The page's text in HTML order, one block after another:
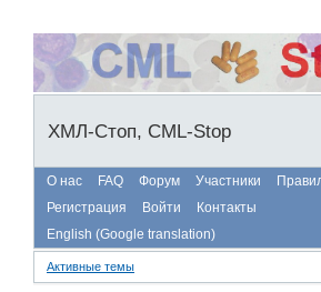
ХМЛ-Стоп, CML-Stop
О нас FAQ Форум Участники
Регистрация
Войти
Контакты
English (Google translation)
Активные темы